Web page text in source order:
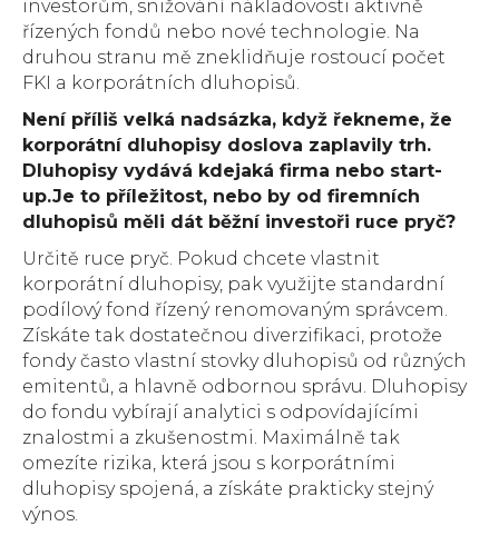
investorům, snižování nákladovosti aktivně
řízených fondů nebo nové technologie. Na
druhou stranu mě zneklidňuje rostoucí počet
FKI a korporátních dluhopisů.
Není příliš velká nadsázka, když řekneme, že
korporátní dluhopisy doslova zaplavily trh.
Dluhopisy vydává kdejaká firma nebo start-
up.Je to příležitost, nebo by od firemních
dluhopisů měli dát běžní investoři ruce pryč?
Určitě ruce pryč. Pokud chcete vlastnit
korporátní dluhopisy, pak využijte standardní
podílový fond řízený renomovaným správcem.
Získáte tak dostatečnou diverzifikaci, protože
fondy často vlastní stovky dluhopisů od různých
emitentů, a hlavně odbornou správu. Dluhopisy
do fondu vybírají analytici s odpovídajícími
znalostmi a zkušenostmi. Maximálně tak
omezíte rizika, která jsou s korporátními
dluhopisy spojená, a získáte prakticky stejný
výnos.